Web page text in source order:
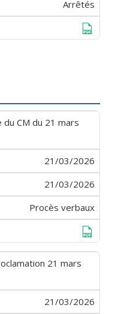
Arrêtés
CM du 21 mars
21/03/2026
21/03/2026
Procès verbaux
21 mars
21/03/2026